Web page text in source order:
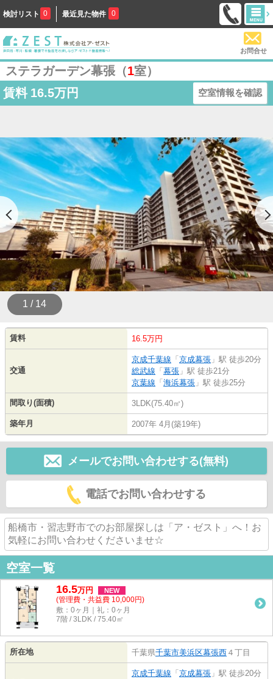
検討リスト 0 最近見た物件 0
お問合せ
ステラガーデン幕張（1室）
賃料 16.5万円 空室情報を確認
1 / 14
賃料 16.5万円
交通
京成千葉線 「 京成幕張 」駅 徒歩20分
総武線 「 幕張 」駅 徒歩21分
京葉線 「 海浜幕張 」駅 徒歩25分
間取り(面積) 3LDK(75.40㎡)
築年月 2007年 4月(築19年)
メールでお問い合わせする(無料)
電話でお問い合わせする
船橋市・習志野市でのお部屋探しは「ア・ゼスト」へ！お
気軽にお問い合わせくださいませ☆
空室一覧
16.5万円 NEW
(管理費・共益費 10,000円)
敷：0ヶ月｜礼：0ヶ月
7階 / 3LDK / 75.40㎡
所在地 千葉県千葉市美浜区幕張西 ４丁目
京成千葉線 「 京成幕張 」駅 徒歩20分